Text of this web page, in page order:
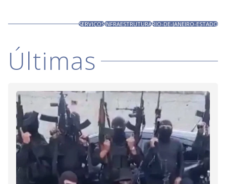
SERVIÇOSINFRAESTRUTURARIO-DE-JANEIRO-ESTADO
Últimas